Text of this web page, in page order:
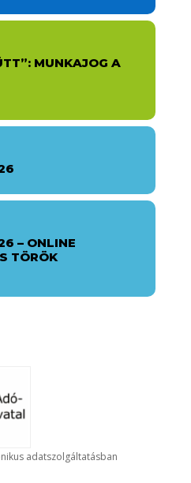
MUNKAJOG A
– ONLINE
TÖRÖK
adatszolgáltatásban